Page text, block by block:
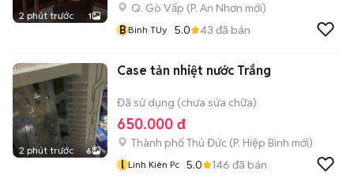
2 phút trước 1
Q. Gò Vấp (P. An Nhơn mới)
BBinh TUy 5.0 43 đã bán
2 phút trước 6
Case tản nhiệt nước Trắng
Đã sử dụng (chưa sửa chữa)
650.000 đ
Thành phố Thủ Đức (P. Hiệp Bình mới)
l Linh Kiên Pc 5.0 146 đã bán